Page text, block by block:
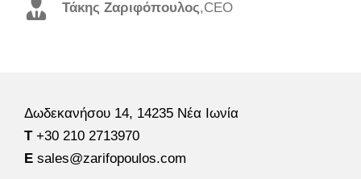
Τάκης Ζαριφόπουλος,CEO
Χάρης Τρισπιώτης,Εμπορικός Διευθυντής
Δωδεκανήσου 14, 14235 Νέα Ιωνία
Τ+30 210 2713970
E sales@zarifopoulos.com